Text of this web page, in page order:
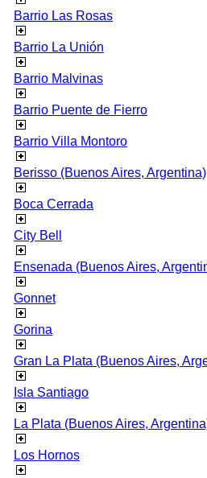
Barrio Las Rosas
Barrio La Unión
Barrio Malvinas
Barrio Puente de Fierro
Barrio Villa Montoro
Berisso (Buenos Aires, Argentina)
Boca Cerrada
City Bell
Ensenada (Buenos Aires,
Gonnet
Gorina
Gran La Plata (Buenos Aires,
Isla Santiago
La Plata (Buenos Aires,
Los Hornos